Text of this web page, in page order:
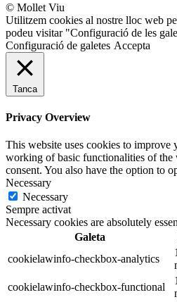
© Mollet Viu
Utilitzem cookies al nostre lloc web
podeu visitar "Configuració de les
Configuració de galetes Accepta
Tanca
Privacy Overview
This website uses cookies to improve
working of basic functionalities of the
consent. You also have the option to
Necessary
Necessary
Sempre activat
Necessary cookies are absolutely
Galeta
cookielawinfo-checkbox-analytics
cookielawinfo-checkbox-functional